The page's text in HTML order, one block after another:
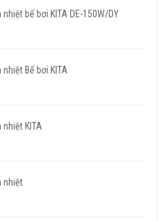
bể bơi KITA DE-150W/DY
Bể bơi KITA
KITA
nhiệt